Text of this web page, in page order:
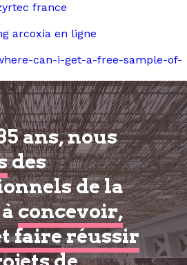
france
arcoxia en ligne
can-i-get-a-free-sample-of-
ans, nous
des
de la
concevoir,
faire réussir